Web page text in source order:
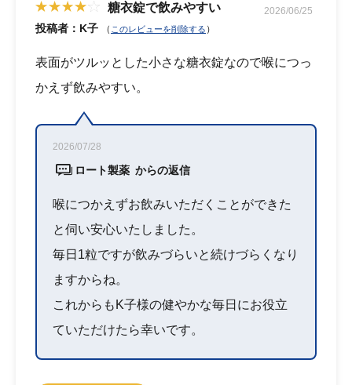
糖衣錠で飲みやすい 2026/06/25
投稿者：K子 （ このレビューを削除する ）
表面がツルッとした小さな糖衣錠なので喉につっ
かえず飲みやすい。
ロート製薬 からの返信
2026/07/28
喉につかえずお飲みいただくことができた
と伺い安心いたしました。
毎日1粒ですが飲みづらいと続けづらくなり
ますからね。
これからもK子様の健やかな毎日にお役立
ていただけたら幸いです。